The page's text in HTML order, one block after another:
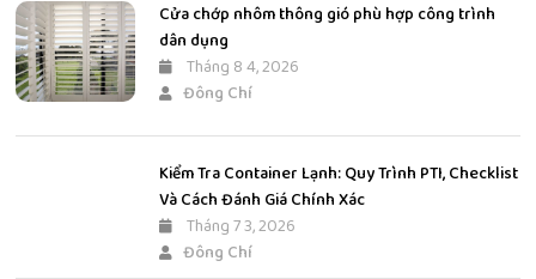
Cửa chớp nhôm thông gió phù hợp công trình
dân dụng
Tháng 8 4, 2026
Đông Chí
Kiểm Tra Container Lạnh: Quy Trình PTI, Checklist
Và Cách Đánh Giá Chính Xác
Tháng 7 3, 2026
Đông Chí